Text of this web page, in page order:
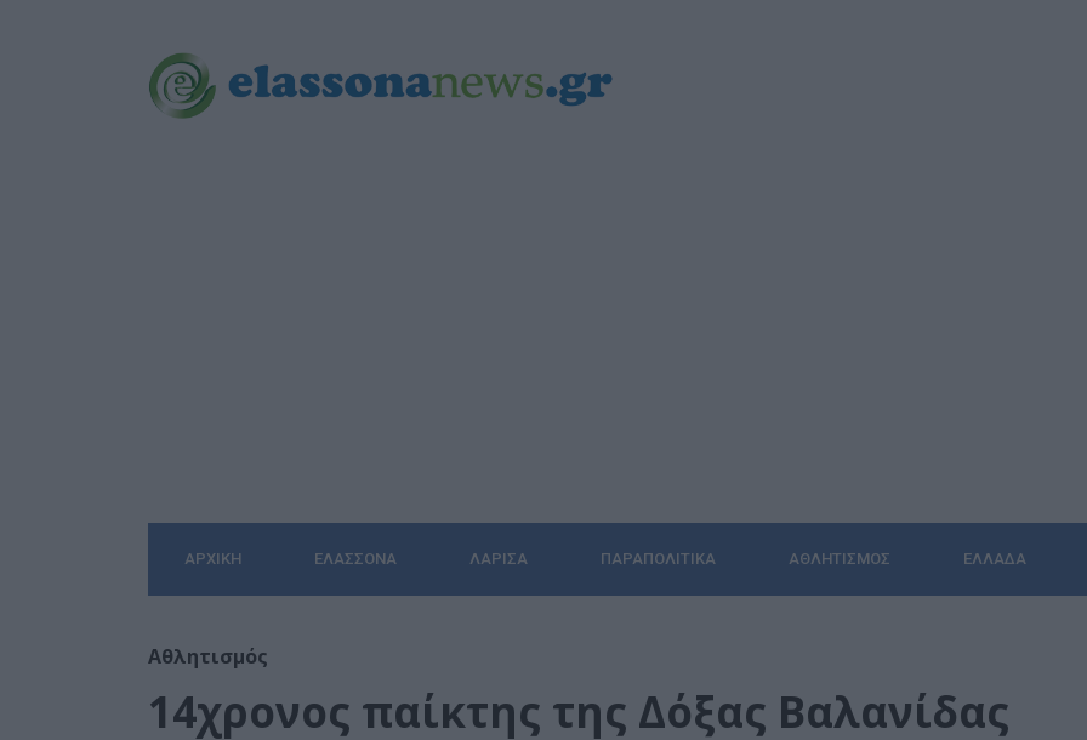
ΑΡΧΙΚΉ ΕΛΑΣΣΌΝΑ ΛΆΡΙΣΑ ΠΑΡΑΠΟΛΙΤΙΚΆ ΑΘΛΗΤΙΣΜΌΣ ΕΛΛΆΔΑ
Αθλητισμός
14χρονος παίκτης της Δόξας Βαλανίδας